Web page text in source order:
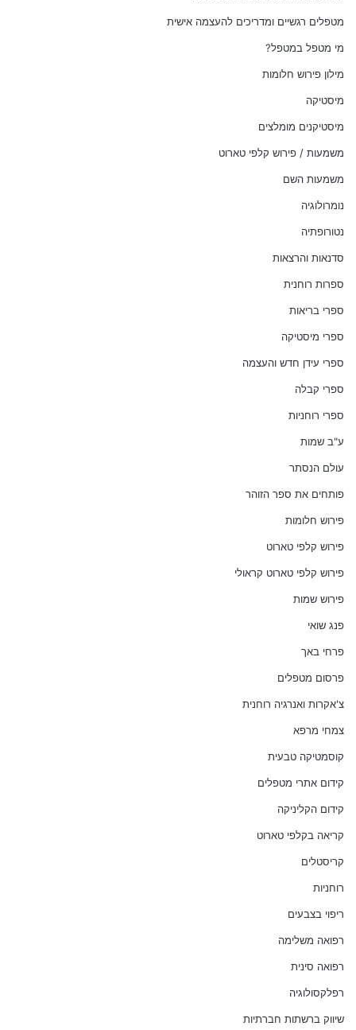
מטפלים רגשיים ומדריכים להעצמה אישית
מי מטפל במטפל?
מילון פירוש חלומות
מיסטיקה
מיסטיקנים מומלצים
משמעות / פירוש קלפי טארוט
משמעות השם
נומרולוגיה
נטורופתיה
סדנאות והרצאות
ספרות רוחנית
ספרי בריאות
ספרי מיסטיקה
ספרי עידן חדש והעצמה
ספרי קבלה
ספרי רוחניות
ע"ב שמות
עולם הנסתר
פותחים את ספר הזוהר
פירוש חלומות
פירוש קלפי טארוט
פירוש קלפי טארוט קראולי
פירוש שמות
פנג שואי
פרחי באך
פרסום מטפלים
צ'אקרות ואנרגיה רוחנית
צמחי מרפא
קוסמטיקה טבעית
קידום אתרי מטפלים
קידום הקליניקה
קריאה בקלפי טארוט
קריסטלים
רוחניות
ריפוי בצבעים
רפואה משלימה
רפואה סינית
רפלקסולוגיה
שיווק ברשתות חברתיות